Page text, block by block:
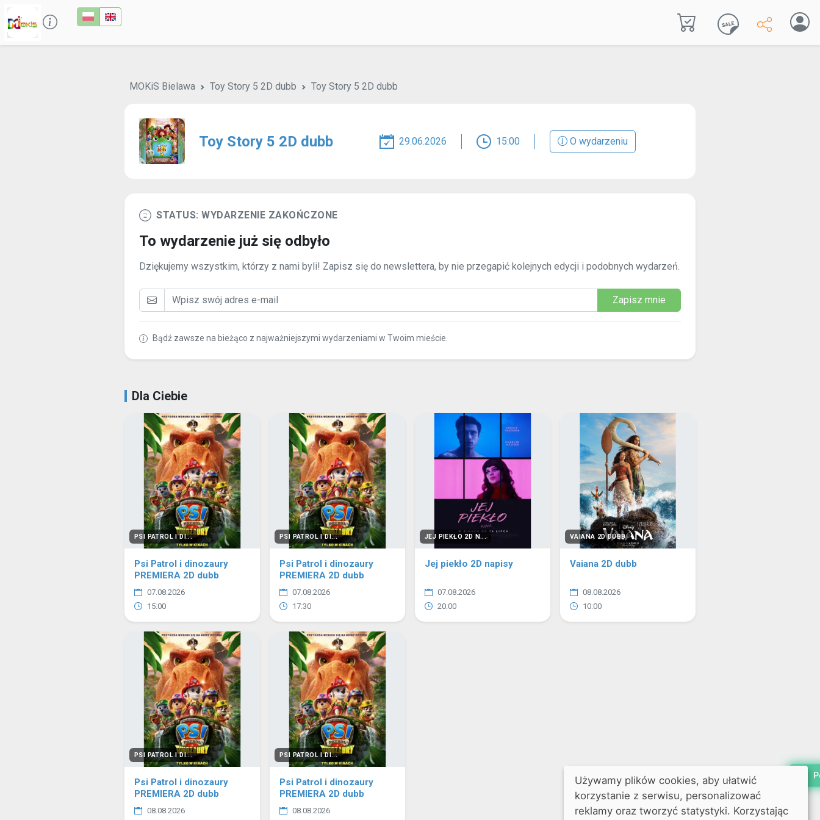
MOKiS Bielawa Toy Story 5 2D dubb Toy Story 5 2D dubb
Toy Story 5 2D dubb 29.06.2026 15:00 O wydarzeniu
STATUS: WYDARZENIE ZAKOŃCZONE
To wydarzenie już się odbyło
Dziękujemy wszystkim, którzy z nami byli! Zapisz się do newslettera, by nie przegapić kolejnych edycji i podobnych wydarzeń.
Zapisz mnie
Bądź zawsze na bieżąco z najważniejszymi wydarzeniami w Twoim mieście.
Dla Ciebie
PSI PATROL I DI...
Psi Patrol i dinozaury
PREMIERA 2D dubb
07.08.2026
15:00
PSI PATROL I DI...
Psi Patrol i dinozaury
PREMIERA 2D dubb
07.08.2026
17:30
JEJ PIEKŁO 2D N...
Jej piekło 2D napisy
07.08.2026
20:00
VAIANA 2D DUBB
Vaiana 2D dubb
08.08.2026
10:00
PSI PATROL I DI...
Psi Patrol i dinozaury
PREMIERA 2D dubb
08.08.2026
PSI PATROL I DI...
Psi Patrol i dinozaury
PREMIERA 2D dubb
08.08.2026
Używamy plików cookies, aby ułatwić
korzystanie z serwisu, personalizować
reklamy oraz tworzyć statystyki. Korzystając